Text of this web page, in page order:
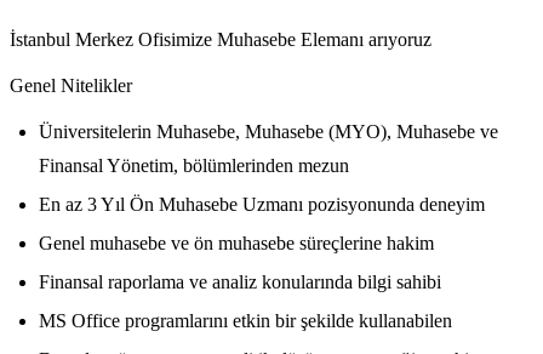
İstanbul Merkez Ofisimize Muhasebe Elemanı arıyoruz
Genel Nitelikler
Üniversitelerin Muhasebe, Muhasebe (MYO), Muhasebe ve
Finansal Yönetim, bölümlerinden mezun
En az 3 Yıl Ön Muhasebe Uzmanı pozisyonunda deneyim
Genel muhasebe ve ön muhasebe süreçlerine hakim
Finansal raporlama ve analiz konularında bilgi sahibi
MS Office programlarını etkin bir şekilde kullanabilen